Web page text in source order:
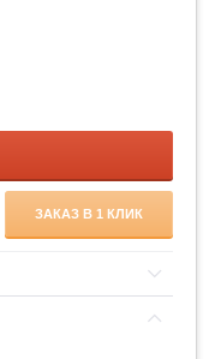
ЗАКАЗ В 1 КЛИК